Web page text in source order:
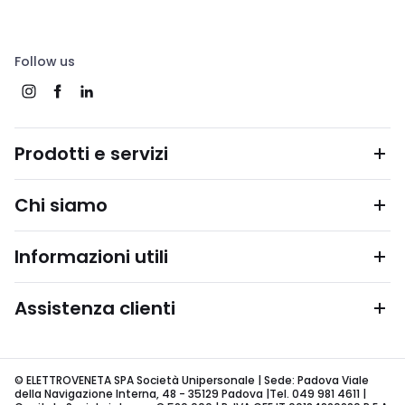
Follow us
Prodotti e servizi
Chi siamo
Informazioni utili
Assistenza clienti
© ELETTROVENETA SPA Società Unipersonale | Sede: Padova Viale
della Navigazione Interna, 48 - 35129 Padova |Tel. 049 981 4611 |